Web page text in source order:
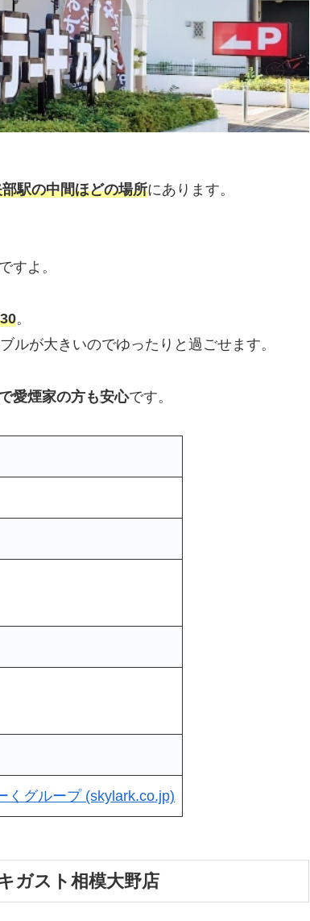
駅の中間ほどの場所にあります。
すよ。
。
ルが大きいのでゆったりと過ごせます。
愛煙家の方も安心です。
くグループ (skylark.co.jp)
ガスト相模大野店